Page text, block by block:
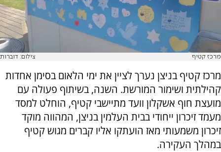
מרכז קטיף צילום: דוברות
מרכז קטיף בניצן נערך לציין את ימי הלאום בסימן אחדות
קהילתית ושימור המורשת. השנה, בשיתוף פעולה עם
מועצת חוף אשקלון וועד מתיישבי קטיף, הוחלט למסד
מעמד זיכרון ייחודי בבית העלמין בניצן, המהווה מוקד
זיכרון משמעותי מאז הועתקו אליו קברים מגוש קטיף
במהלך העקירה.